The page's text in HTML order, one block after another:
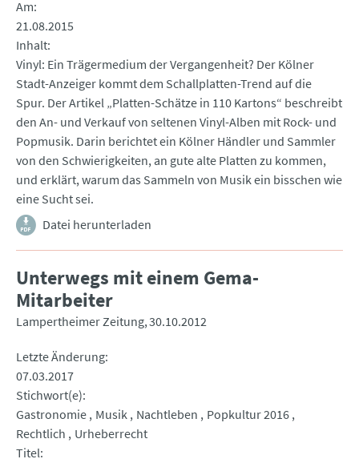
Am
21.08.2015
Inhalt
Vinyl: Ein Trägermedium der Vergangenheit? Der Kölner
Stadt-Anzeiger kommt dem Schallplatten-Trend auf die
Spur. Der Artikel „Platten-Schätze in 110 Kartons“ beschreibt
den An- und Verkauf von seltenen Vinyl-Alben mit Rock- und
Popmusik. Darin berichtet ein Kölner Händler und Sammler
von den Schwierigkeiten, an gute alte Platten zu kommen,
und erklärt, warum das Sammeln von Musik ein bisschen wie
eine Sucht sei.
Datei herunterladen
Unterwegs mit einem Gema-
Mitarbeiter
Lampertheimer Zeitung 30.10.2012
Letzte Änderung
07.03.2017
Stichwort(e)
Gastronomie Musik Nachtleben
Popkultur 2016
Rechtlich
Urheberrecht
Titel